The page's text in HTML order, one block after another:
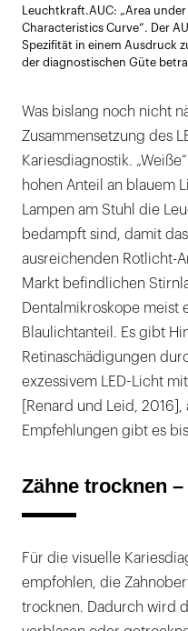
Leuchtkraft.AUC: „Area
Characteristics Curve“. Der
Spezifität in einem Ausdruck
der diagnostischen Güte
Was bislang noch nicht
Zusammensetzung des
Kariesdiagnostik.
hohen Anteil an blauem
Lampen am Stuhl die
bedampft sind, damit
ausreichenden Rotlicht-
Markt befindlichen
Dentalmikroskope
Blaulichtanteil. Es gibt
Retinaschädigungen
exzessivem LED-Licht
[Renard und Leid,
Empfehlungen gibt es
Zähne trocknen
Für die visuelle
empfohlen, die
trocknen. Dadurch wird